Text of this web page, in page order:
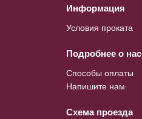
Информация
Условия проката
Подробнее о нас
Способы оплаты
Напишите нам
Схема проезда